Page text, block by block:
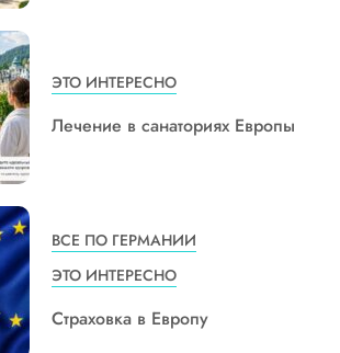
ЭТО ИНТЕРЕСНО
Лечение в санаториях Европы
ВСЕ ПО ГЕРМАНИИ
ЭТО ИНТЕРЕСНО
Страховка в Европу